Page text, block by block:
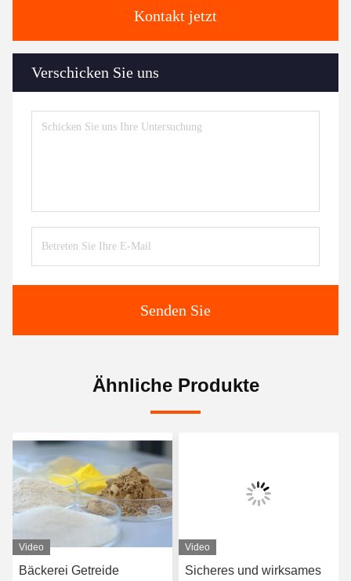
Kontakt jetzt
Verschicken Sie uns
Senden Sie
Ähnliche Produkte
Video
Bäckerei Getreide
Video
Sicheres und wirksames